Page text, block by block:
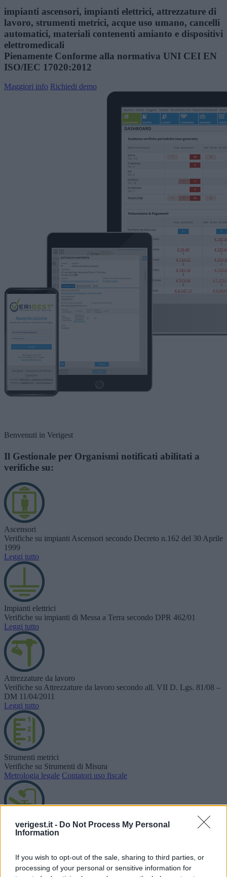
verigest.it - Do Not Process My Personal
Information
If you wish to opt-out of the sale, sharing to third parties, or
processing of your personal or sensitive information for
impianti ascensori, impianti elettrici, attrezzature di
lavoro, strumenti metrici, acque uso umano, cancelli
automatici, materiali contenenti amianto e dispositivi
elettromedicali
Pienamente Conforme alla normativa UNI CEI EN
ISO/IEC 17020:2012
Maggiori info Richiedi demo
Benvenuti in Verigest
Il Gestionale per Organismi notificati abilitati a
verifiche su:
Ascensori
Verifiche su impianti Ascensori secondo Decreto n.162 del 30 Aprile
1999
Leggi tutto
Impianti elettrici
Verifiche su impianti di Messa a Terra secondo DPR 462/01
Leggi tutto
Attrezzature da lavoro
Verifiche su Attrezzature da lavoro secondo all. VII D. Lgs. 81/08 –
DM 11/04/2011
Leggi tutto
Strumenti metrici
Verifiche su Strumenti di Misura
Metrologia legale Contatori uso fiscale
Dispositivi elettromedicali
Verifiche su dispositivi elettromedicali, norma CEI 62-148